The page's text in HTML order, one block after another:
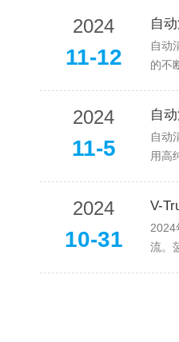
2024
11-12
自
自动
的不
2024
11-5
自
自动
用高
2024
10-31
V-
2024
流